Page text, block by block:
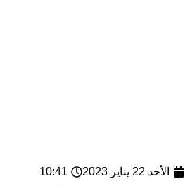
الأحد 22 يناير 2023
10:41